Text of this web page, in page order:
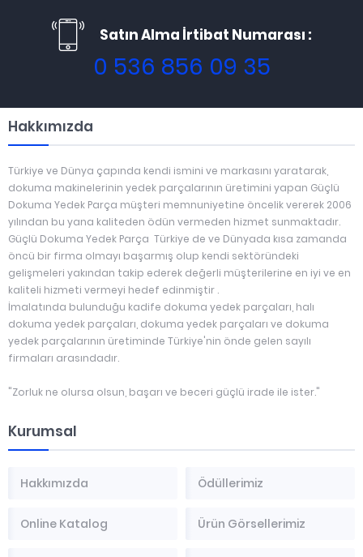
Satın Alma İrtibat Numarası :
0 536 856 09 35
Hakkımızda
Türkiye ve Dünya çapında kendi ismini ve markasını yaratarak,
dokuma makinelerinin yedek parçalarının üretimini yapan Güçlü
Dokuma Yedek Parça müşteri memnuniyetine öncelik vererek 2006
yılından bu yana kaliteden ödün vermeden hizmet sunmaktadır.
Güçlü Dokuma Yedek Parça Türkiye de ve Dünyada kısa zamanda
öncü bir firma olmayı başarmış olup kendi sektöründeki
gelişmeleri yakından takip ederek değerli müşterilerine en iyi ve en
kaliteli hizmeti vermeyi hedef edinmiştir .
İmalatında bulunduğu kadife dokuma yedek parçaları, halı
dokuma yedek parçaları, dokuma yedek parçaları ve dokuma
yedek parçalarının üretiminde Türkiye'nin önde gelen sayılı
firmaları arasındadır.
"Zorluk ne olursa olsun, başarı ve beceri güçlü irade ile ister."
Kurumsal
Hakkımızda Ödüllerimiz
Online Katalog Ürün Görsellerimiz